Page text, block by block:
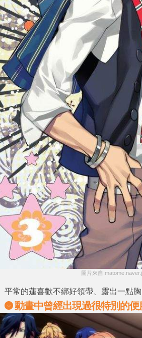
圖片來自
平常的蓮喜歡不綁好領帶、露出一點胸
動畫中曾經出現過很特別的便